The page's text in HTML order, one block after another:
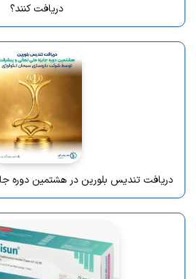
دریافت کنند؟
دریافت تندیس بلورین در هشتمین دوره